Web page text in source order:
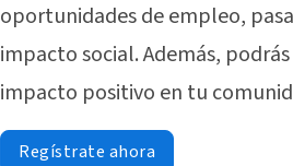
oportunidades de empleo,
impacto social. Además,
impacto positivo en tu
Regístrate ahora